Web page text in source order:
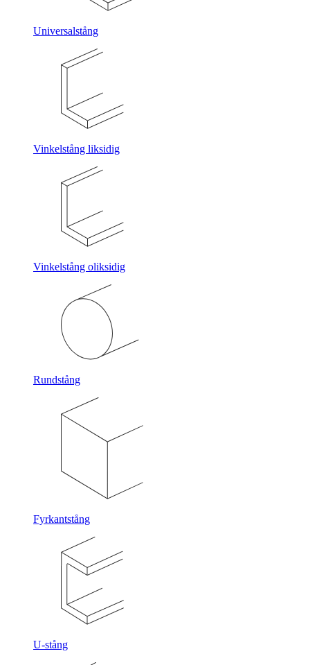
Universalstång
Vinkelstång liksidig
Vinkelstång oliksidig
Rundstång
Fyrkantstång
U-stång